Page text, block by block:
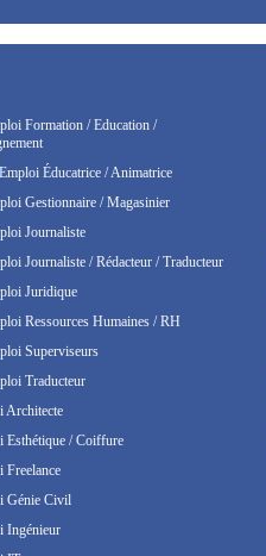
Formation / Education /
Emploi Éducatrice / Animatrice
Gestionnaire / Magasinier
Journaliste
Journaliste / Rédacteur / Traducteur
Juridique
Ressources Humaines / RH
Superviseurs
Traducteur
Architecte
Esthétique / Coiffure
Freelance
Génie Civil
Ingénieur